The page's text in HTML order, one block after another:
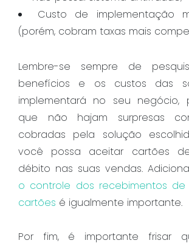
Custo de implementação
(porém, cobram taxas mais
Lembre-se sempre de
benefícios e os custos das
implementará no seu negócio,
que não hajam surpresas
cobradas pela solução
você possa aceitar cartões
débito nas suas vendas.
o controle dos recebimentos
cartões é igualmente importante.
Por fim, é importante frisar